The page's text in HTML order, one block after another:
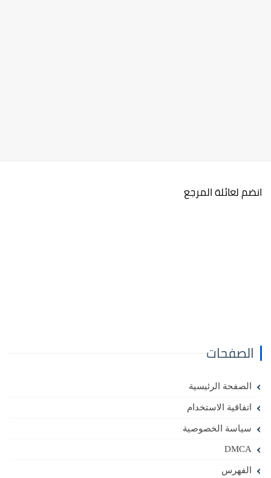
انضم لعائلة المرجع
الصفحات
الصفحة الرئيسية
اتفاقية الاستخدام
سياسة الخصوصية
DMCA
الفهرس